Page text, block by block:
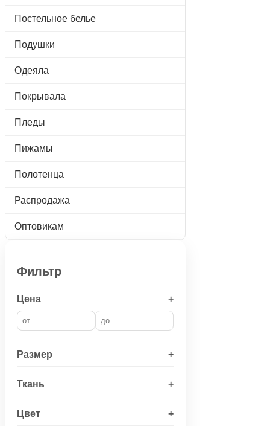
Постельное белье
Подушки
Одеяла
Покрывала
Пледы
Пижамы
Полотенца
Распродажа
Оптовикам
Фильтр
Цена +
Размер +
Ткань +
Цвет +